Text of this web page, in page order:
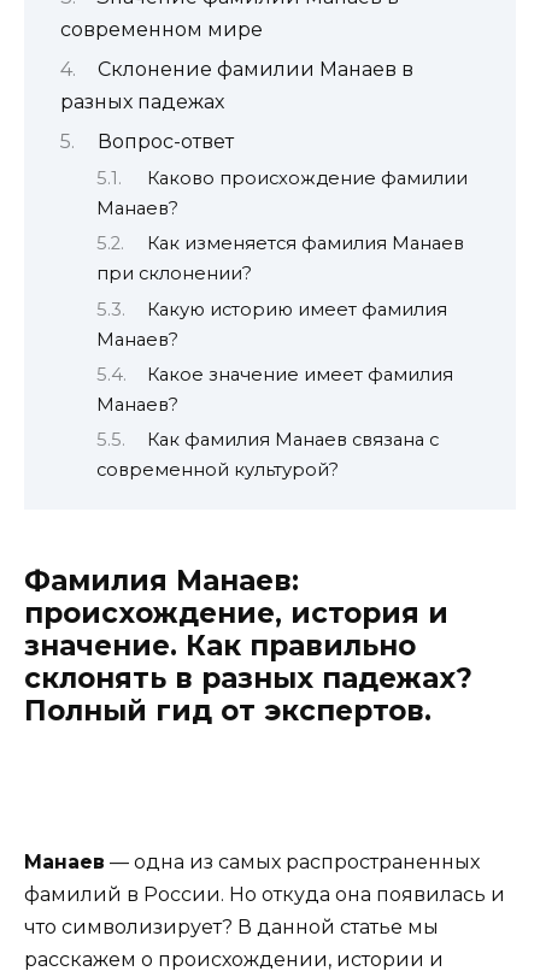
современном мире
Склонение фамилии Манаев в
разных падежах
Вопрос-ответ
Каково происхождение фамилии
Манаев?
Как изменяется фамилия Манаев
при склонении?
Какую историю имеет фамилия
Манаев?
Какое значение имеет фамилия
Манаев?
Как фамилия Манаев связана с
современной культурой?
Фамилия Манаев:
происхождение, история и
значение. Как правильно
склонять в разных падежах?
Полный гид от экспертов.
Манаев — одна из самых распространенных
фамилий в России. Но откуда она появилась и
что символизирует? В данной статье мы
расскажем о происхождении, истории и